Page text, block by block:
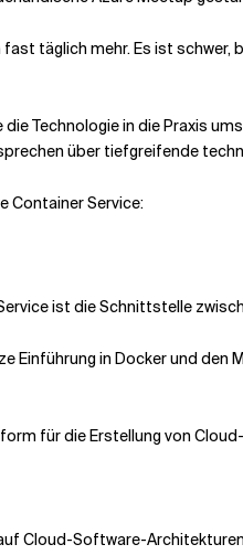
täglich mehr. Es ist
Technologie in die Praxis
über tiefgreifende
Container Service:
ist die Schnittstelle
Einführung in Docker und
für die Erstellung von
Cloud-Software-